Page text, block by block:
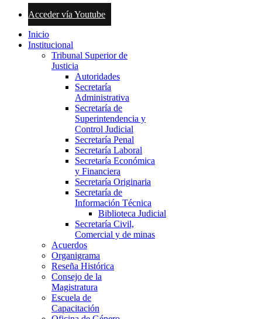
Acceder vía Youtube
Inicio
Institucional
Tribunal Superior de
Justicia
Autoridades
Secretaría
Administrativa
Secretaría de
Superintendencia y
Control Judicial
Secretaría Penal
Secretaría Laboral
Secretaría Económica
y Financiera
Secretaría Originaria
Secretaría de
Información Técnica
Biblioteca Judicial
Secretaría Civil,
Comercial y de minas
Acuerdos
Organigrama
Reseña Histórica
Consejo de la
Magistratura
Escuela de
Capacitación